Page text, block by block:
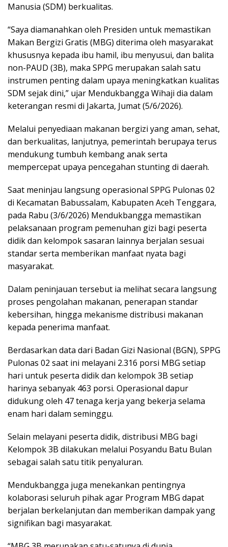
Manusia (SDM) berkualitas.
“Saya diamanahkan oleh Presiden untuk memastikan
Makan Bergizi Gratis (MBG) diterima oleh masyarakat
khususnya kepada ibu hamil, ibu menyusui, dan balita
non-PAUD (3B), maka SPPG merupakan salah satu
instrumen penting dalam upaya meningkatkan kualitas
SDM sejak dini,” ujar Mendukbangga Wihaji dia dalam
keterangan resmi di Jakarta, Jumat (5/6/2026).
Melalui penyediaan makanan bergizi yang aman, sehat,
dan berkualitas, lanjutnya, pemerintah berupaya terus
mendukung tumbuh kembang anak serta
mempercepat upaya pencegahan stunting di daerah.
Saat meninjau langsung operasional SPPG Pulonas 02
di Kecamatan Babussalam, Kabupaten Aceh Tenggara,
pada Rabu (3/6/2026) Mendukbangga memastikan
pelaksanaan program pemenuhan gizi bagi peserta
didik dan kelompok sasaran lainnya berjalan sesuai
standar serta memberikan manfaat nyata bagi
masyarakat.
Dalam peninjauan tersebut ia melihat secara langsung
proses pengolahan makanan, penerapan standar
kebersihan, hingga mekanisme distribusi makanan
kepada penerima manfaat.
Berdasarkan data dari Badan Gizi Nasional (BGN), SPPG
Pulonas 02 saat ini melayani 2.316 porsi MBG setiap
hari untuk peserta didik dan kelompok 3B setiap
harinya sebanyak 463 porsi. Operasional dapur
didukung oleh 47 tenaga kerja yang bekerja selama
enam hari dalam seminggu.
Selain melayani peserta didik, distribusi MBG bagi
Kelompok 3B dilakukan melalui Posyandu Batu Bulan
sebagai salah satu titik penyaluran.
Mendukbangga juga menekankan pentingnya
kolaborasi seluruh pihak agar Program MBG dapat
berjalan berkelanjutan dan memberikan dampak yang
signifikan bagi masyarakat.